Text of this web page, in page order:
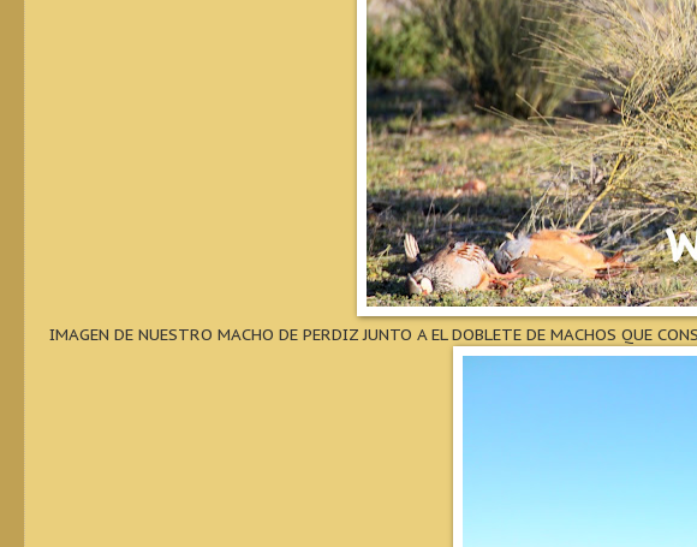
IMAGEN DE NUESTRO MACHO DE PERDIZ JUNTO A EL DOBLETE DE MACHOS QUE